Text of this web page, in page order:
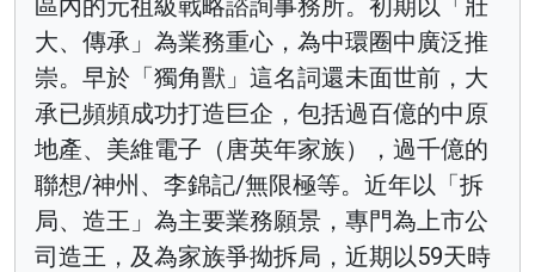
大、傳承」為業務重心，為中環圈中廣泛推
崇。早於「獨角獸」這名詞還未面世前，大
承已頻頻成功打造巨企，包括過百億的中原
地產、美維電子（唐英年家族），過千億的
聯想/神州、李錦記/無限極等。近年以「拆
局、造王」為主要業務願景，專門為上市公
司造王，及為家族爭拗拆局，近期以59天時